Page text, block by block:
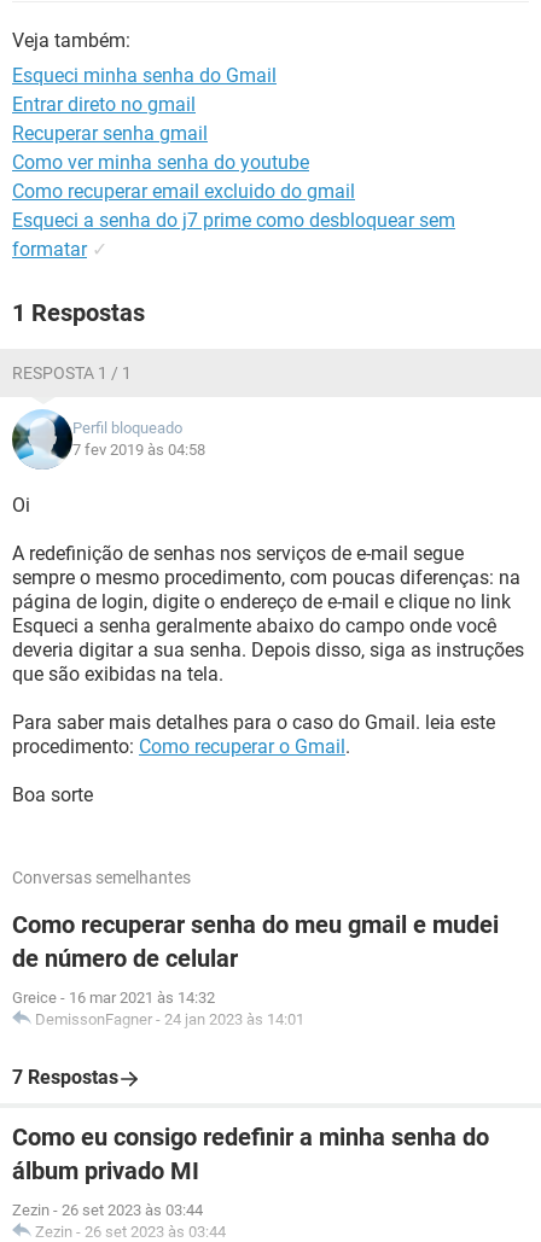
Veja também:
Esqueci minha senha do Gmail
Entrar direto no gmail
Recuperar senha gmail
Como ver minha senha do youtube
Como recuperar email excluido do gmail
Esqueci a senha do j7 prime como desbloquear sem
formatar ✓
1 Respostas
RESPOSTA 1 / 1
Perfil bloqueado
7 fev 2019 às 04:58
Oi
A redefinição de senhas nos serviços de e-mail segue
sempre o mesmo procedimento, com poucas diferenças: na
página de login, digite o endereço de e-mail e clique no link
Esqueci a senha geralmente abaixo do campo onde você
deveria digitar a sua senha. Depois disso, siga as instruções
que são exibidas na tela.
Para saber mais detalhes para o caso do Gmail. leia este
procedimento: Como recuperar o Gmail.
Boa sorte
Conversas semelhantes
Como recuperar senha do meu gmail e mudei
de número de celular
Greice - 16 mar 2021 às 14:32
DemissonFagner - 24 jan 2023 às 14:01
7 Respostas
Como eu consigo redefinir a minha senha do
álbum privado MI
Zezin - 26 set 2023 às 03:44
Zezin - 26 set 2023 às 03:44